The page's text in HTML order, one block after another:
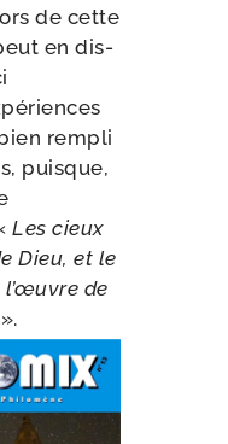
de cette
en dis­
rem­pli
puisque,
Les cieux
Dieu, et le
de
».